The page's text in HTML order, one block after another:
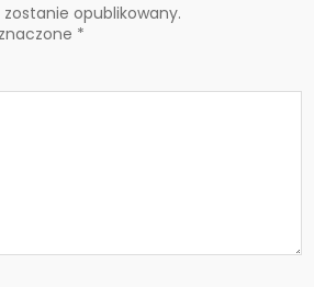
opublikowany.
*